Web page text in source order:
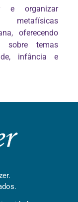
e organizar
metafísicas
oferecendo
sobre temas
infância e